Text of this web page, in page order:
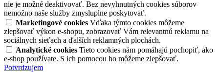
nie je možné deaktivovať. Bez nevyhnutných cookies súborov
nemožno naše služby zmysluplne poskytovať.
Marketingové cookies Vďaka týmto cookies môžeme
zlepšovať výkon e-shopu, zobrazovať Vám relevantnú reklamu na
sociálnych sieťach a ďalších reklamných plochách.
Analytické cookies Tieto cookies nám pomáhajú pochopiť, ako
e-shop používate. S ich pomocou ho môžeme zlepšovať.
Potvrdzujem